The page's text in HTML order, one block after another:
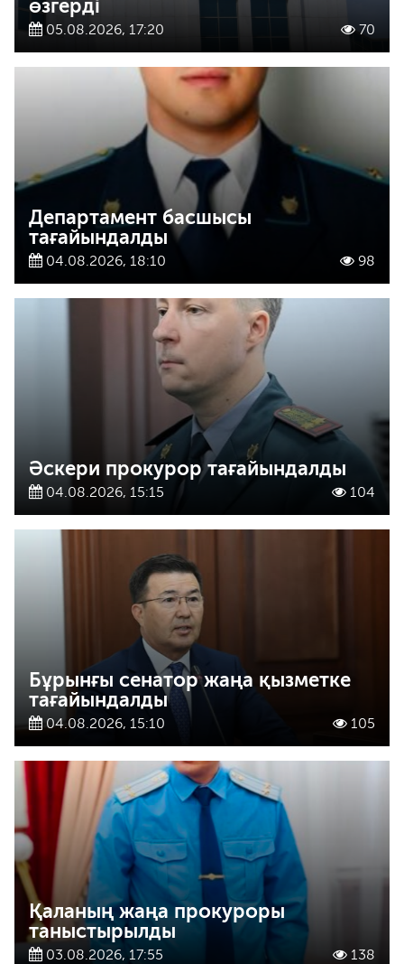
өзгерді
05.08.2026, 17:20 70
Департамент басшысы
тағайындалды
04.08.2026, 18:10 98
Әскери прокурор тағайындалды
04.08.2026, 15:15 104
Бұрынғы сенатор жаңа қызметке
тағайындалды
04.08.2026, 15:10 105
Қаланың жаңа прокуроры
таныстырылды
03.08.2026, 17:55 138